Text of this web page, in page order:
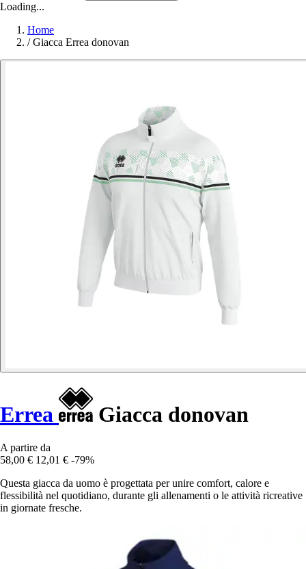
Loading...
Home
/ Giacca Errea donovan
Errea Giacca donovan
A partire da
58,00 € 12,01 € -79%
Questa giacca da uomo è progettata per unire comfort, calore e
flessibilità nel quotidiano, durante gli allenamenti o le attività ricreative
in giornate fresche.